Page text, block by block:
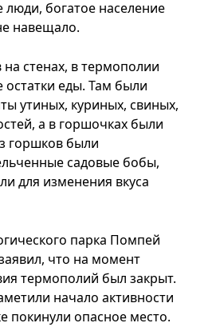
люди, богатое население
навещало.
стенах, в термополии
остатки еды. Там были
утиных, куриных, свиных,
а в горшочках были
горшков были
садовые бобы,
для изменения вкуса
парка Помпей
что на момент
термополий был закрыт.
начало активности
покинули опасное место.